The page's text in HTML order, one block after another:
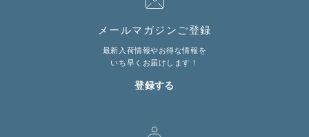
メールマガジンご登録
最新入荷情報やお得な情報を
いち早くお届けします！
登録する